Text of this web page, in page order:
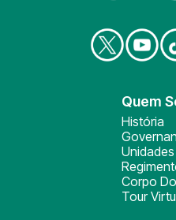
Quem
História
Corpo
Tour